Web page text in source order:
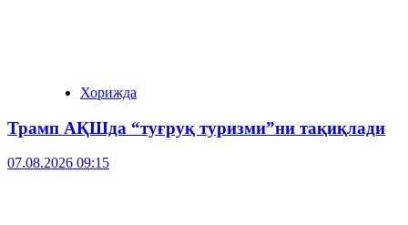
Хорижда
Трамп АҚШда “туғруқ туризми”ни тақиқлади
07.08.2026 09:15